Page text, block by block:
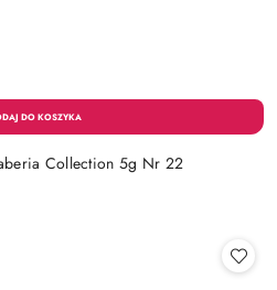
Collection 5g Nr 22